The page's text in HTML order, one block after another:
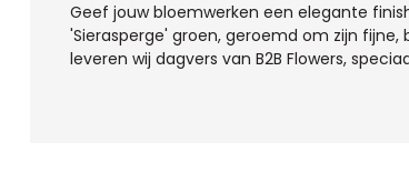
Geef jouw bloemwerken een elegante
'Sierasperge' groen, geroemd om zijn
leveren wij dagvers van B2B Flowers,